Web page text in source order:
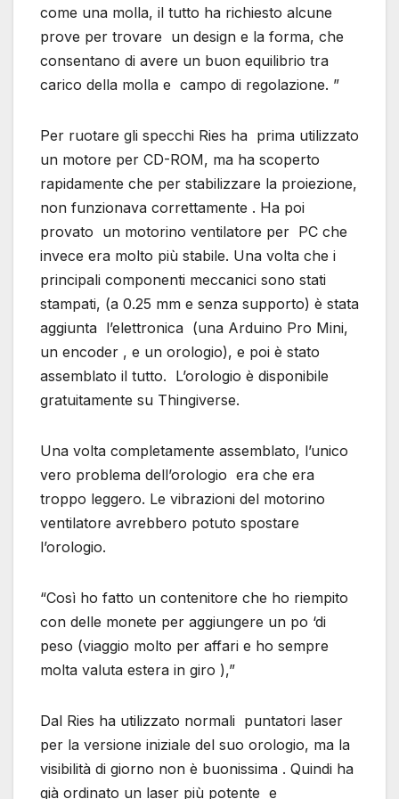
come una molla, il tutto ha richiesto alcune
prove per trovare un design e la forma, che
consentano di avere un buon equilibrio tra
carico della molla e campo di regolazione. ”
Per ruotare gli specchi Ries ha prima utilizzato
un motore per CD-ROM, ma ha scoperto
rapidamente che per stabilizzare la proiezione,
non funzionava correttamente . Ha poi
provato un motorino ventilatore per PC che
invece era molto più stabile. Una volta che i
principali componenti meccanici sono stati
stampati, (a 0.25 mm e senza supporto) è stata
aggiunta l’elettronica (una Arduino Pro Mini,
un encoder , e un orologio), e poi è stato
assemblato il tutto. L’orologio è disponibile
gratuitamente su Thingiverse.
Una volta completamente assemblato, l’unico
vero problema dell’orologio era che era
troppo leggero. Le vibrazioni del motorino
ventilatore avrebbero potuto spostare
l’orologio.
“Così ho fatto un contenitore che ho riempito
con delle monete per aggiungere un po ‘di
peso (viaggio molto per affari e ho sempre
molta valuta estera in giro ),”
Dal Ries ha utilizzato normali puntatori laser
per la versione iniziale del suo orologio, ma la
visibilità di giorno non è buonissima . Quindi ha
già ordinato un laser più potente e